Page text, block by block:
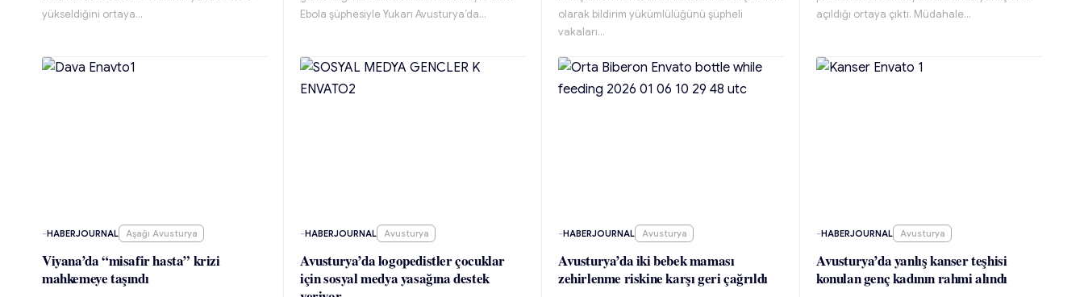
yükseldiğini ortaya…
Ebola şüphesiyle Yukarı Avusturya’da…
olarak bildirim yükümlülüğünü şüpheli
vakaları…
açıldığı ortaya çıktı. Müdahale…
-HABERJOURNAL Aşağı Avusturya
Viyana’da “misafir hasta” krizi
mahkemeye taşındı
-HABERJOURNAL Avusturya
Avusturya’da logopedistler çocuklar
için sosyal medya yasağına destek
-HABERJOURNAL Avusturya
Avusturya’da iki bebek maması
zehirlenme riskine karşı geri çağrıldı
-HABERJOURNAL Avusturya
Avusturya’da yanlış kanser teşhisi
konulan genç kadının rahmi alındı